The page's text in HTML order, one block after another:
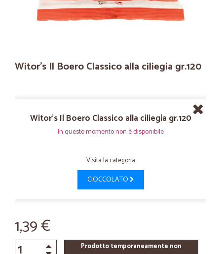
Witor's Il Boero Classico alla ciliegia gr.120
Witor's Il Boero Classico alla ciliegia gr.120
In questo momento non è disponibile
Visita la categoria
CIOCCOLATO
1,39 €
Prodotto temporaneamente non